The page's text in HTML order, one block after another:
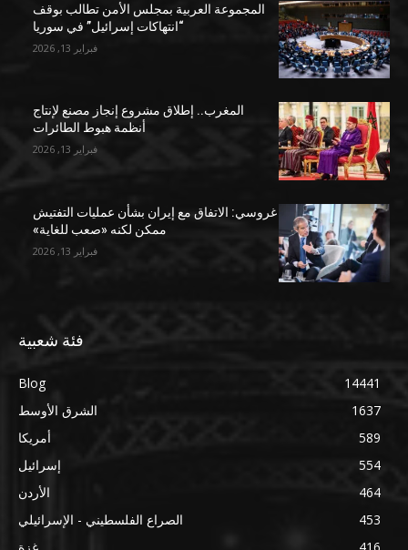
المجموعة العربية بمجلس الأمن تطالب بوقف
“انتهاكات إسرائيل” في سوريا
فبراير 13, 2026
المغرب.. إطلاق مشروع إنجاز مصنع لإنتاج
أنظمة هبوط الطائرات
فبراير 13, 2026
غروسي: الاتفاق مع إيران بشأن عمليات التفتيش
ممكن لكنه «صعب للغاية»
فبراير 13, 2026
فئة شعبية
Blog
14441
الشرق الأوسط
1637
أمريكا
589
إسرائيل
554
الأردن
464
الصراع الفلسطيني - الإسرائيلي
453